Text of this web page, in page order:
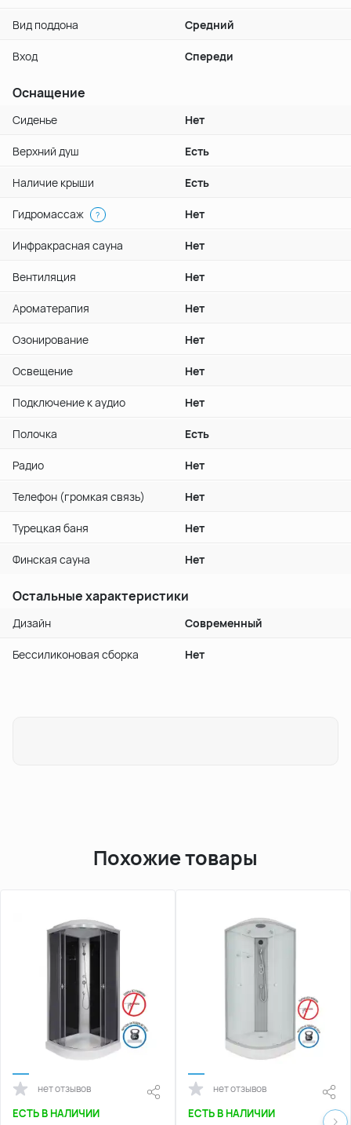
Вид поддона Средний
Вход Спереди
Оснащение
Сиденье Нет
Верхний душ Есть
Наличие крыши Есть
Гидромассаж ? Нет
Инфракрасная сауна Нет
Вентиляция Нет
Ароматерапия Нет
Озонирование Нет
Освещение Нет
Подключение к аудио Нет
Полочка Есть
Радио Нет
Телефон (громкая связь) Нет
Турецкая баня Нет
Финская сауна Нет
Остальные характеристики
Дизайн Современный
Бессиликоновая сборка Нет
Похожие товары
нет отзывов
ЕСТЬ В НАЛИЧИИ
нет отзывов
ЕСТЬ В НАЛИЧИИ